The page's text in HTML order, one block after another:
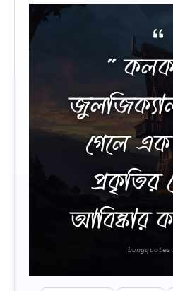
”
জুলজিক্যাল
গেলে
প্রকৃতির
আবিষ্কার